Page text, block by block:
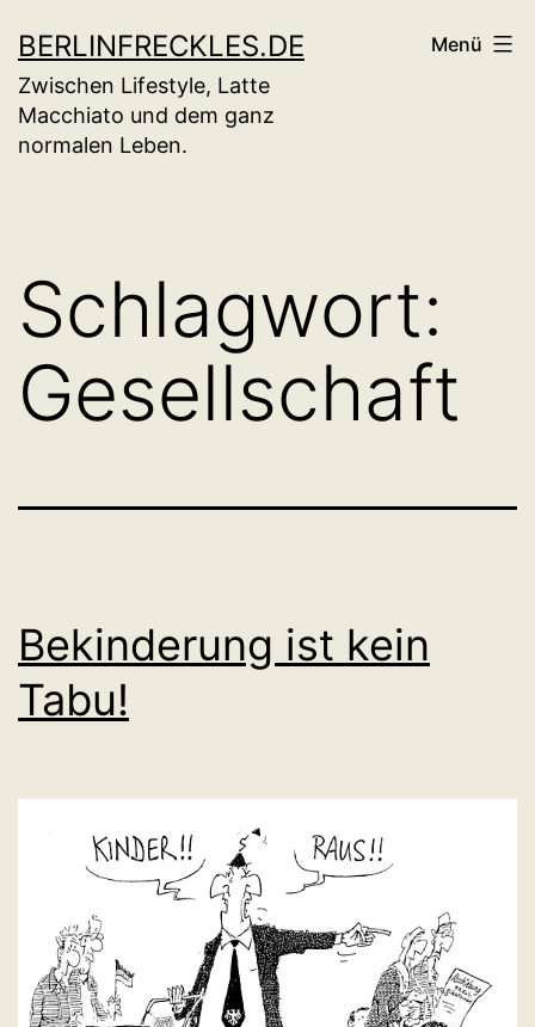
Inhalt
springen
BERLINFRECKLES.DE
Zwischen Lifestyle, Latte
Macchiato und dem ganz
normalen Leben.
Menü
Schlagwort:
Gesellschaft
Bekinderung ist kein
Tabu!